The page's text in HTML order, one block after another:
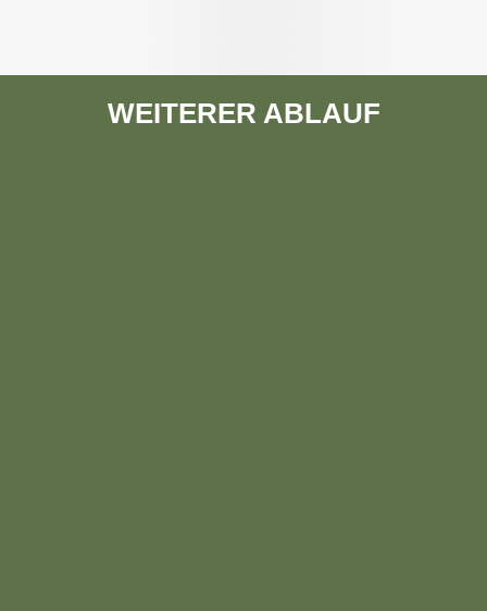
WEITERER ABLAUF